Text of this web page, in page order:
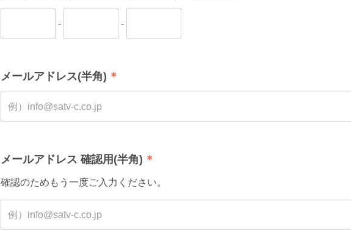
- -
メールアドレス(半角)
メールアドレス 確認用(半角)
確認のためもう一度ご入力ください。